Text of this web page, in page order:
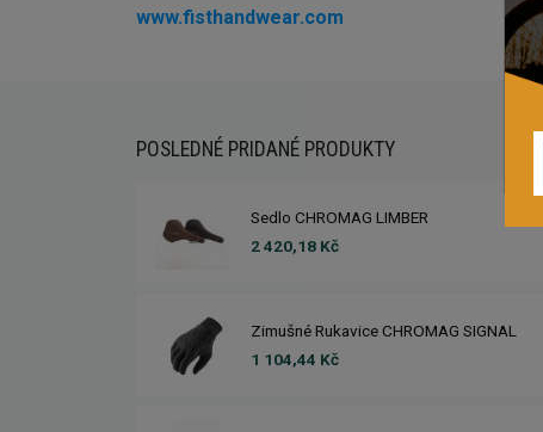
www.fisthandwear.com
POSLEDNÉ PRIDANÉ PRODUKTY
Sedlo CHROMAG LIMBER
2 420,18 Kč
Zimušné Rukavice CHROMAG SIGNAL
1 104,44 Kč